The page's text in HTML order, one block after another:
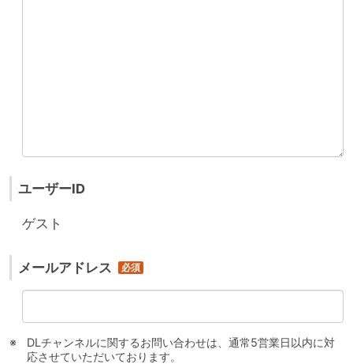
ユーザーID
ゲスト
メールアドレス
DLチャンネルに関するお問い合わせは、通常5営業日以内に対
応させていただいております。